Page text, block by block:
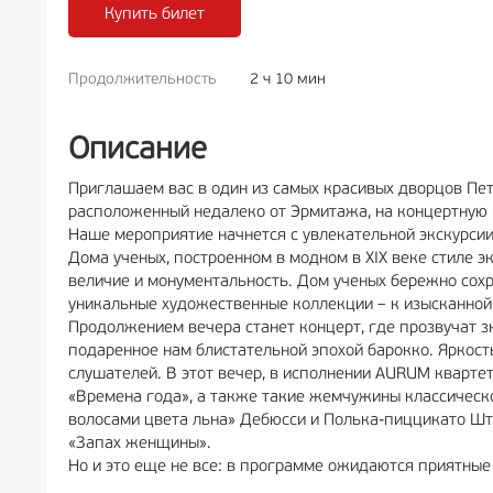
Купить билет
Продолжительность 2 ч 10 мин
Описание
Приглашаем вас в один из самых красивых дворцов
расположенный недалеко от Эрмитажа, на
Наше мероприятие начнется с увлекательной
Дома ученых, построенном в модном в XIX веке стиле
величие и монументальность. Дом ученых бережно
уникальные художественные коллекции – к
Продолжением вечера станет концерт, где прозвучат
подаренное нам блистательной эпохой барокко.
слушателей. В этот вечер, в исполнении AURUM
«Времена года», а также такие жемчужины
волосами цвета льна» Дебюсси и Полька-пиццикато
«Запах женщины».
Но и это еще не все: в программе ожидаются